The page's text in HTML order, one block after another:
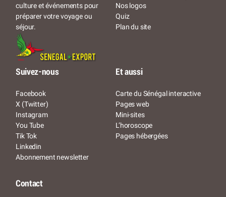
culture et événements pour
préparer votre voyage ou
séjour.
Nos logos
Quiz
Plan du site
Suivez-nous
Facebook
X (Twitter)
Instagram
You Tube
Tik Tok
Linkedin
Abonnement newsletter
Et aussi
Carte du Sénégal interactive
Pages web
Mini-sites
L’horoscope
Pages hébergées
Contact